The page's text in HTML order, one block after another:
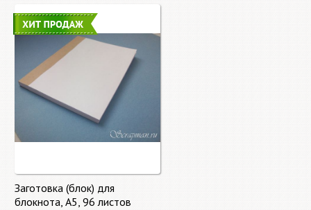
Заготовка (блок) для
блокнота, А5, 96 листов